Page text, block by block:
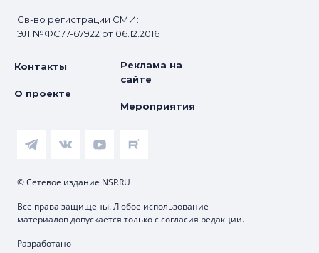
Св-во регистрации СМИ:
ЭЛ №ФС77-67922 от 06.12.2016
Контакты
О проекте
Реклама на
сайте
Мероприятия
© Сетевое издание NSP.RU
Все права защищены. Любое использование
материалов допускается только с согласия редакции.
Разработано